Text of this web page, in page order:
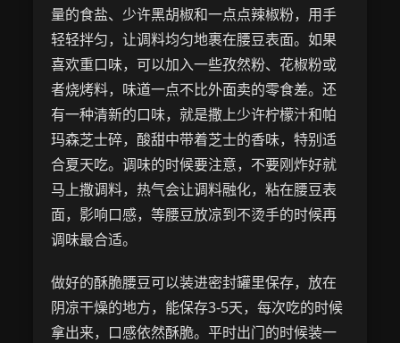
量的食盐、少许黑胡椒和一点点辣椒粉，用手
轻轻拌匀，让调料均匀地裹在腰豆表面。如果
喜欢重口味，可以加入一些孜然粉、花椒粉或
者烧烤料，味道一点不比外面卖的零食差。还
有一种清新的口味，就是撒上少许柠檬汁和帕
玛森芝士碎，酸甜中带着芝士的香味，特别适
合夏天吃。调味的时候要注意，不要刚炸好就
马上撒调料，热气会让调料融化，粘在腰豆表
面，影响口感，等腰豆放凉到不烫手的时候再
调味最合适。
做好的酥脆腰豆可以装进密封罐里保存，放在
阴凉干燥的地方，能保存3-5天，每次吃的时候
拿出来，口感依然酥脆。平时出门的时候装一